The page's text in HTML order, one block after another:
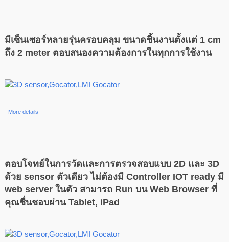
มีเซ็นเซอร์หลายรุ่นครอบคลุม ขนาดชิ้นงานตั้งแต่ 1 cm
ถึง 2 meter ตอบสนองความต้องการในทุกการใช้งาน
More details
ตอบโจทย์ในการวัดและการตรวจสอบแบบ 2D และ 3D
ด้วย sensor ตัวเดียว ไม่ต้องมี Controller IOT ready มี
web server ในตัว สามารถ Run บน Web Browser ที่
คุณชื่นชอบผ่าน Tablet, iPad